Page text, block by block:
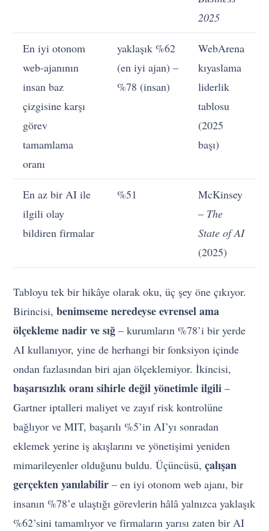
2025
En iyi otonom
web-ajanının
insan baz
çizgisine karşı
görev
tamamlama
oranı
yaklaşık %62
(en iyi ajan) –
%78 (insan)
WebArena
kıyaslama
liderlik
tablosu
(2025
başı)
En az bir AI ile
ilgili olay
bildiren firmalar
%51
McKinsey
– The
State of AI
(2025)
Tabloyu tek bir hikâye olarak oku, üç şey öne çıkıyor.
Birincisi,benimseme neredeyse evrensel ama
ölçekleme nadir ve sığ – kurumların %78’i bir yerde
AI kullanıyor, yine de herhangi bir fonksiyon içinde
ondan fazlasından biri ajan ölçeklemiyor. İkincisi,
başarısızlık oranı sihirle değil yönetimle ilgili –
Gartner iptalleri maliyet ve zayıf risk kontrolüne
bağlıyor ve MIT, başarılı %5’in AI’yı sonradan
eklemek yerine iş akışlarını ve yönetişimi yeniden
mimarileyenler olduğunu buldu. Üçüncüsü,çalışan
gerçekten yanılabilir – en iyi otonom web ajanı, bir
insanın %78’e ulaştığı görevlerin hâlâ yalnızca yaklaşık
%62’sini tamamlıyor ve firmaların yarısı zaten bir AI